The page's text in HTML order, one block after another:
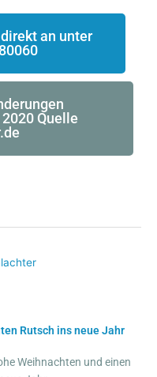
an unter
Quelle
Rutsch ins neue Jahr
Weihnachten und einen